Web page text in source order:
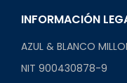
INFORMACIÓN
AZUL & BLANCO
NIT 900430878-9